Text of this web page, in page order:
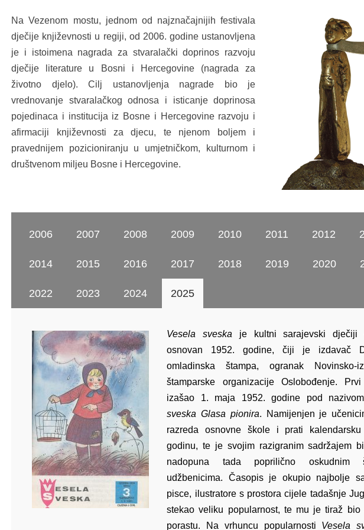
Na Vezenom mostu, jednom od najznačajnijih festivala
dječije književnosti u regiji, od 2006. godine ustanovljena
je i istoimena nagrada za stvaralački doprinos razvoju
dječije literature u Bosni i Hercegovine (nagrada za
životno djelo). Cilj ustanovljenja nagrade bio je
vrednovanje stvaralačkog odnosa i isticanje doprinosa
pojedinaca i institucija iz Bosne i Hercegovine razvoju i
afirmaciji književnosti za djecu, te njenom boljem i
pravednijem pozicioniranju u umjetničkom, kulturnom i
društvenom miljeu Bosne i Hercegovine.
2006 2007 2008 2009 2010 2011 2012
2014 2015 2016 2017 2018 2019 2020
2022 2023 2024 2025
Vesela sveska je kultni sarajevski dječiji
osnovan 1952. godine, čiji je izdavač
omladinska štampa, ogranak Novinsko-
štamparske organizacije Oslobođenje.
izašao 1. maja 1952. godine pod
sveska Glasa pionira. Namijenjen je
razreda osnovne škole i prati kalendarsku
godinu, te je svojim razigranim sadržajem
nadopuna tada poprilično oskudnim
udžbenicima. Časopis je okupio najbolje
pisce, ilustratore s prostora cijele tadašnje
stekao veliku popularnost, te mu je tiraž bio
porastu. Na vrhuncu popularnosti Vesela